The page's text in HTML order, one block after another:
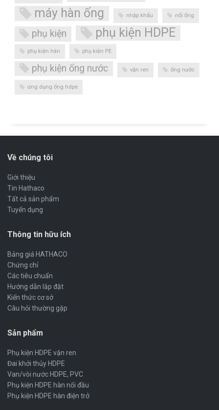
máy hàn ống nhập khẩu nối ống
phụ kiện phụ kiện HDPE
phụ kiện hàn phụ kiện PE
phụ kiện ống nước vặn ren ống nước
ứng dụng ống hdpe
Về chúng tôi
Giới thiệu
Tin Hathaco
Tất cả sản phẩm
Tuyển dụng
Thông tin hữu ích
Bảng giá HATHACO
Chứng chỉ
Các tiêu chuẩn
Hướng dẫn lắp đặt
Kiến thức cơ sở
Câu hỏi thường gặp
Sản phẩm
Phụ kiện HDPE vặn ren
Đai khởi thủy HDPE
Van/vòi nước HDPE, PVC
Phụ kiện HDPE hàn nối đầu
Phụ kiện HDPE hàn điện trở